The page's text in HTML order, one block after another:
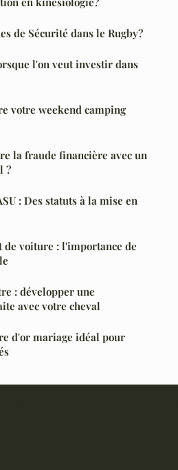
de Sécurité dans le Rugby?
l'on veut investir dans
la fraude financière avec un
?
: Des statuts à la mise en
de voiture : l'importance de
: développer une
avec votre cheval
d'or mariage idéal pour